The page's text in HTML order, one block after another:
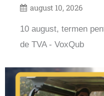
august 10, 2026
10 august, termen
de TVA - VoxQub